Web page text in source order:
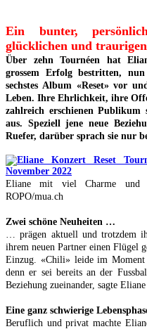
Ein bunter,
glücklichen und
Über zehn Tournéen hat
grossem Erfolg bestritten,
sechstes Album «Reset» vor
Leben. Ihre Ehrlichkeit, ihre
zahlreich erschienen
aus. Speziell jene neue
Ruefer, darüber sprach sie nur
Eliane mit viel Charme und
ROPO/mua.ch
Zwei schöne Neuheiten …
… prägen aktuell und trotzdem
ihrem neuen Partner einen Flügel
Einzug. «Chili» leide im Moment
denn er sei bereits an der
Beziehung zueinander, sagte
Eine ganz schwierige
Beruflich und privat machte